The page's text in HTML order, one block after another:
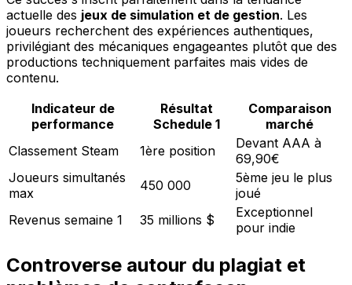
actuelle des jeux de simulation et de gestion. Les
joueurs recherchent des expériences authentiques,
privilégiant des mécaniques engageantes plutôt que des
productions techniquement parfaites mais vides de
contenu.
Indicateur de
performance
Résultat
Schedule 1
Comparaison
marché
Classement Steam
1ère position
Devant AAA à
69,90€
Joueurs simultanés
max
450 000
5ème jeu le plus
joué
Revenus semaine 1
35 millions $
Exceptionnel
pour indie
Controverse autour du plagiat et